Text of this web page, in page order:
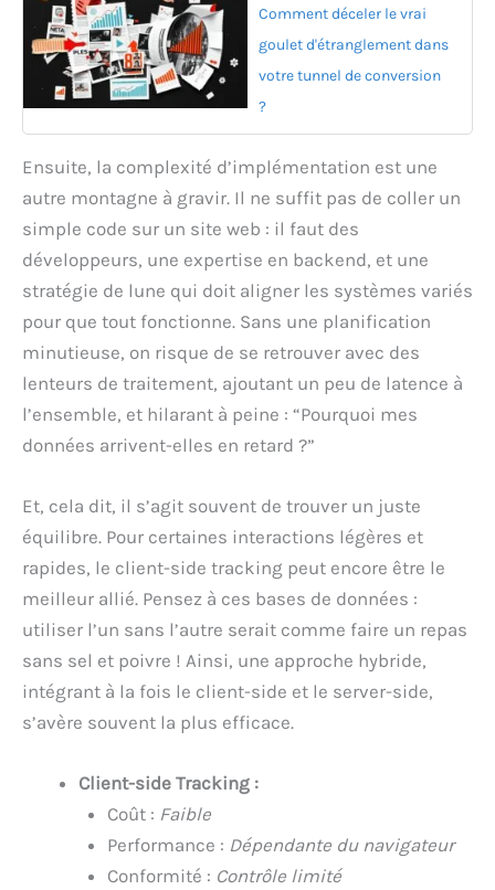
Comment déceler le vrai
goulet d'étranglement dans
votre tunnel de conversion
?
Ensuite, la complexité d’implémentation est une
autre montagne à gravir. Il ne suffit pas de coller un
simple code sur un site web : il faut des
développeurs, une expertise en backend, et une
stratégie de lune qui doit aligner les systèmes variés
pour que tout fonctionne. Sans une planification
minutieuse, on risque de se retrouver avec des
lenteurs de traitement, ajoutant un peu de latence à
l’ensemble, et hilarant à peine : “Pourquoi mes
données arrivent-elles en retard ?”
Et, cela dit, il s’agit souvent de trouver un juste
équilibre. Pour certaines interactions légères et
rapides, le client-side tracking peut encore être le
meilleur allié. Pensez à ces bases de données :
utiliser l’un sans l’autre serait comme faire un repas
sans sel et poivre ! Ainsi, une approche hybride,
intégrant à la fois le client-side et le server-side,
s’avère souvent la plus efficace.
Client-side Tracking :
Coût : Faible
Performance : Dépendante du navigateur
Conformité : Contrôle limité